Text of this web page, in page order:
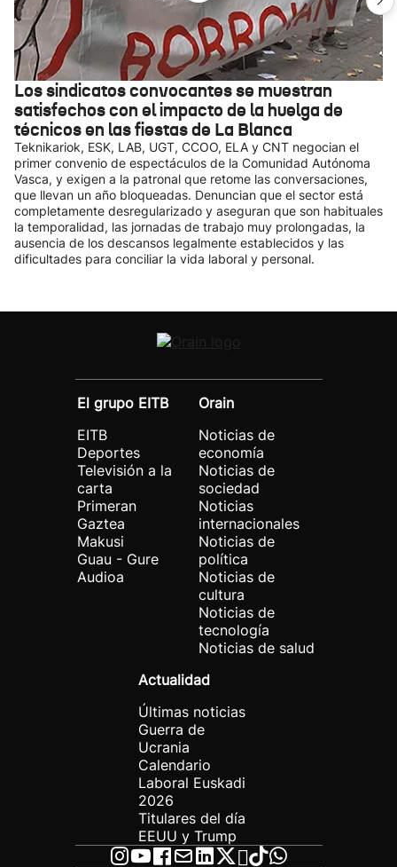
Los sindicatos convocantes se muestran
satisfechos con el impacto de la huelga de
técnicos en las fiestas de La Blanca
Teknikariok, ESK, LAB, UGT, CCOO, ELA y CNT negocian el
primer convenio de espectáculos de la Comunidad Autónoma
Vasca, y exigen a la patronal que retome las conversaciones,
que llevan un año bloqueadas. Denuncian que el sector está
completamente desregularizado y aseguran que son habituales
la temporalidad, las jornadas de trabajo muy prolongadas, la
ausencia de los descansos legalmente establecidos y las
dificultades para conciliar la vida laboral y personal.
El grupo EITB
EITB
Deportes
Televisión a la
carta
Primeran
Gaztea
Makusi
Guau - Gure
Audioa
Orain
Noticias de
economía
Noticias de
sociedad
Noticias
internacionales
Noticias de
política
Noticias de
cultura
Noticias de
tecnología
Noticias de salud
Actualidad
Últimas noticias
Guerra de
Ucrania
Calendario
Laboral Euskadi
2026
Titulares del día
EEUU y Trump